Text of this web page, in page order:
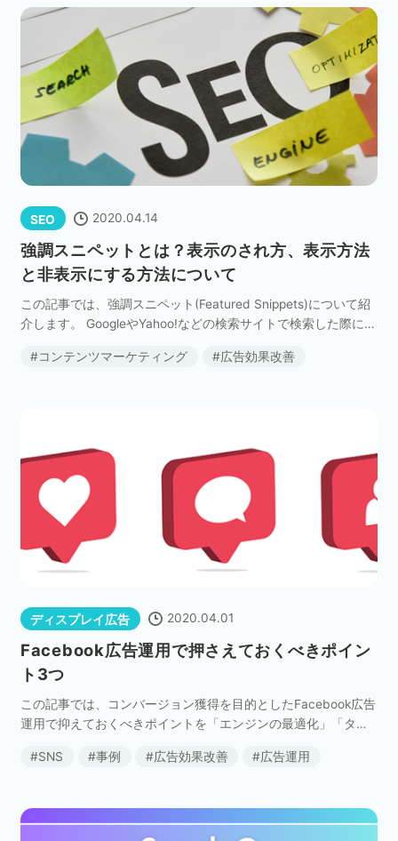
SEO 2020.04.14
強調スニペットとは？表示のされ方、表示方法
と非表示にする方法について
この記事では、強調スニペット(Featured Snippets)について紹
介します。 GoogleやYahoo!などの検索サイトで検索した際に、
して表示されて、気 […]
コンテンツマーケティング 広告効果改善
ディスプレイ広告 2020.04.01
Facebook広告運用で押さえておくべきポイン
ト3つ
この記事では、コンバージョン獲得を目的としたFacebook広告
運用で抑えておくべきポイントを「エンジンの最適化」「ター
Facebook広告の基本を知りたい方は […]
SNS 事例 広告効果改善 広告運用